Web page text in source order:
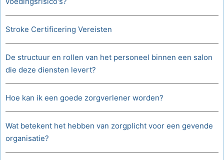
Stroke Certificering Vereisten
De structuur en rollen van het personeel binnen een salon
die deze diensten levert?
Hoe kan ik een goede zorgverlener worden?
Wat betekent het hebben van zorgplicht voor een gevende
organisatie?